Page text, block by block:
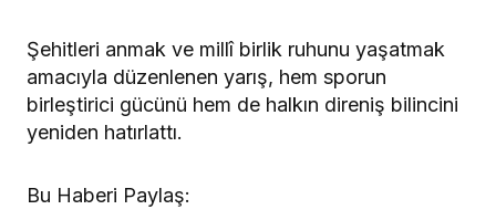
Şehitleri anmak ve millî birlik ruhunu yaşatmak
amacıyla düzenlenen yarış, hem sporun
birleştirici gücünü hem de halkın direniş bilincini
yeniden hatırlattı.
Bu Haberi Paylaş: